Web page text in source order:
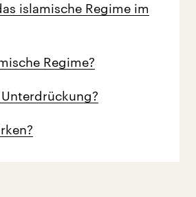
islamische Regime im
Regime?